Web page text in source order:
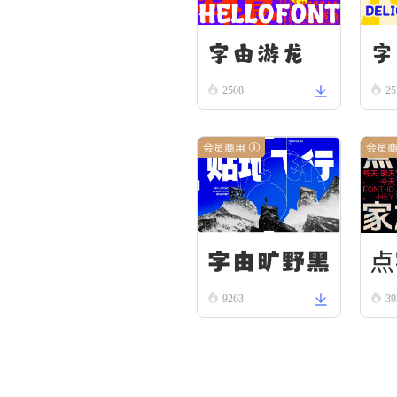
字由游龙
2508
会员商用
字由旷野黑
9263
会员
0